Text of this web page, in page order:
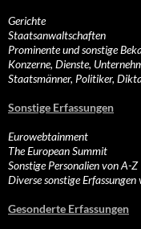
Gerichte
Staatsanwaltschaften
Prominente und sonstige
Konzerne, Dienste,
Staatsmänner, Politiker,
Sonstige Erfassungen
Eurowebtainment
The European Summit
Sonstige Personalien von A-Z
Diverse sonstige Erfassungen
Gesonderte Erfassungen